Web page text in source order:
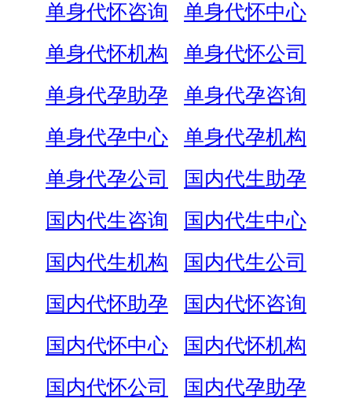
单身代怀咨询
单身代怀中心
单身代怀机构
单身代怀公司
单身代孕助孕
单身代孕咨询
单身代孕中心
单身代孕机构
单身代孕公司
国内代生助孕
国内代生咨询
国内代生中心
国内代生机构
国内代生公司
国内代怀助孕
国内代怀咨询
国内代怀中心
国内代怀机构
国内代怀公司
国内代孕助孕